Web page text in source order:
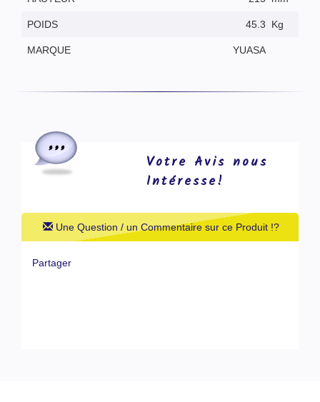
POIDS 45.3 Kg
MARQUE YUASA
Votre Avis nous
Intéresse!
Une Question / un Commentaire sur ce Produit !?
Partager